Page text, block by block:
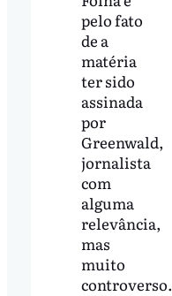
pelo fato
de a
matéria
ter sido
assinada
por
Greenwald,
jornalista
com
alguma
relevância,
mas
muito
controverso.